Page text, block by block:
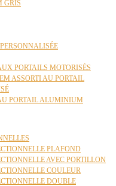
GRIS
PORTAILS MOTORISÉS
ASSORTI AU PORTAIL
PORTAIL ALUMINIUM
PLAFOND
AVEC PORTILLON
COULEUR
DOUBLE